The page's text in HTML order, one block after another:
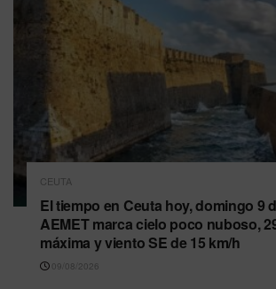
CEUTA
El tiempo en Ceuta hoy, domingo 9
AEMET marca cielo poco nuboso,
máxima y viento SE de 15 km/h
09/08/2026